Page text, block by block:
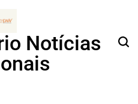
Notícias